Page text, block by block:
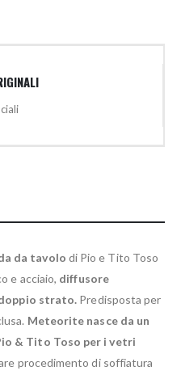
da tavolo di Pio e Tito Toso
e acciaio, diffusore
strato. Predisposta per
Meteorite nasce da un
& Tito Toso per i vetri
procedimento di soffiatura